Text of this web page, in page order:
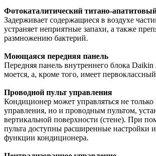
Фотокаталитический титано-
Задерживает содержащиеся в воздухе
устраняет неприятные запахи, а также
размножению бактерий.
Моющаяся передняя панель
Передняя панель внутреннего блока Daikin
моется, а, кроме того, имеет
Проводной пульт управления
Кондиционер может управляться не
управления, но и проводным пультом,
вертикальной поверхности (стене). При
пульта доступны расширенные настройки
функции кондиционера.